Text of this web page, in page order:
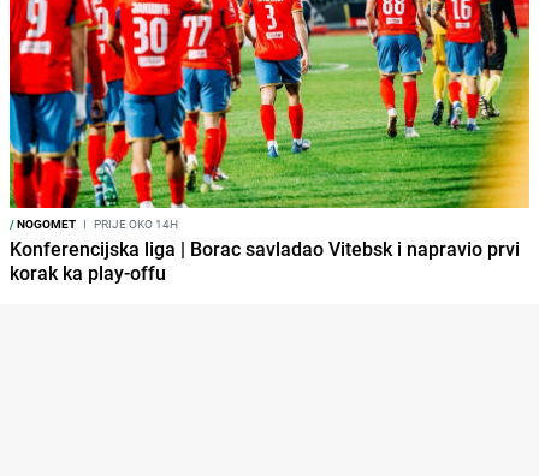
/NOGOMET I PRIJE OKO 14H
Konferencijska liga | Borac savladao Vitebsk i napravio prvi
korak ka play-offu